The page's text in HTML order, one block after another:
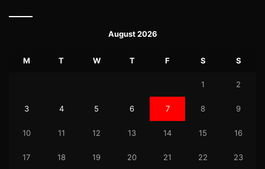
August 2026
M T W T F S S
1 2
3 4 5 6 7 8 9
10 11 12 13 14 15 16
17 18 19 20 21 22 23